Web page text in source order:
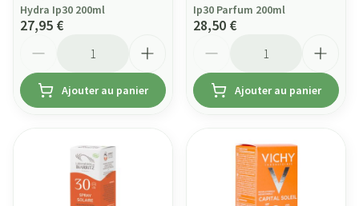
Hydra Ip30 200ml
27,95 €
Ajouter au panier
Ip30 Parfum 200ml
28,50 €
Ajouter au panier